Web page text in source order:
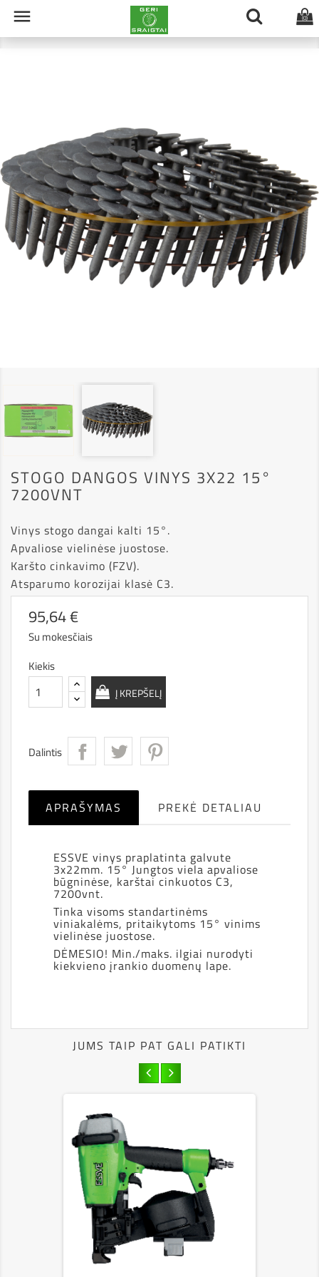
 (0)
STOGO DANGOS VINYS 3X22 15°
7200VNT
Vinys stogo dangai kalti 15°.
Apvaliose vielinėse juostose.
Karšto cinkavimo (FZV).
Atsparumo korozijai klasė C3.
95,64 €
Su mokesčiais
Kiekis
Į KREPŠELĮ
Dalintis
APRAŠYMAS PREKĖ DETALIAU
ESSVE vinys praplatinta galvute
3x22mm. 15° Jungtos viela apvaliose
būgninėse, karštai cinkuotos C3,
7200vnt.
Tinka visoms standartinėms
viniakalėms, pritaikytoms 15° vinims
vielinėse juostose.
DĖMESIO! Min./maks. ilgiai nurodyti
kiekvieno įrankio duomenų lape.
JUMS TAIP PAT GALI PATIKTI